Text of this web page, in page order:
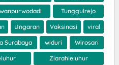
Tunggulrejo
Ungaran Vaksinasi viral
Surabaya widuri Wirosari
Ziarahleluhur